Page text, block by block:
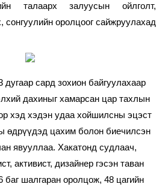
талаарх залуусын ойлголт,
сонгуулийн оролцоог сайжруулахад
дугаар сард зохион байгуулахаар
дахиныг хамарсан цар тахлын
хэд хэдэн удаа хойшилсны эцэст
өдрүүдэд цахим болон биечилсэн
явууллаа. Хакатонд судлаач,
активист, дизайнер гэсэн таван
баг шалгаран оролцож, 48 цагийн